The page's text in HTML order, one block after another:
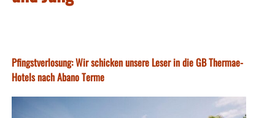
Pfingstverlosung: Wir schicken unsere Leser in die GB Thermae-
Hotels nach Abano Terme